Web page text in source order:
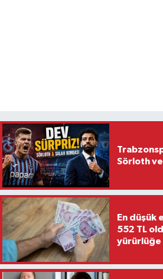
Sörloth ve
En düşük
552 TL